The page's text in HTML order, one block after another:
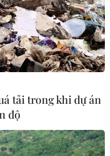
tải trong khi dự án
độ